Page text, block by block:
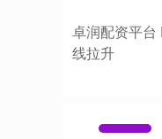
卓润配资平台
线拉升